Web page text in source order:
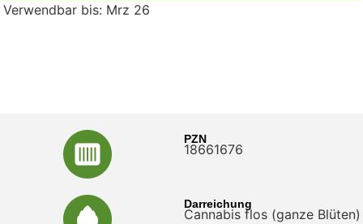
Verwendbar bis: Mrz 26
PZN
18661676
Darreichung
Cannabis flos (ganze Blüten)